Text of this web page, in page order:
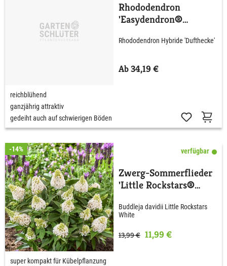
Rhododendron
'Easydendron®
Rhododendron Hybride 'Dufthecke'
Ab 34,19 €
reichblühend
ganzjährig attraktiv
gedeiht auch auf schwierigen Böden
-14% verfügbar
Zwerg-Sommerflieder
'Little Rockstars®
Buddleja davidii Little Rockstars
White
13,99 € 11,99 €
super kompakt für Kübelpflanzung